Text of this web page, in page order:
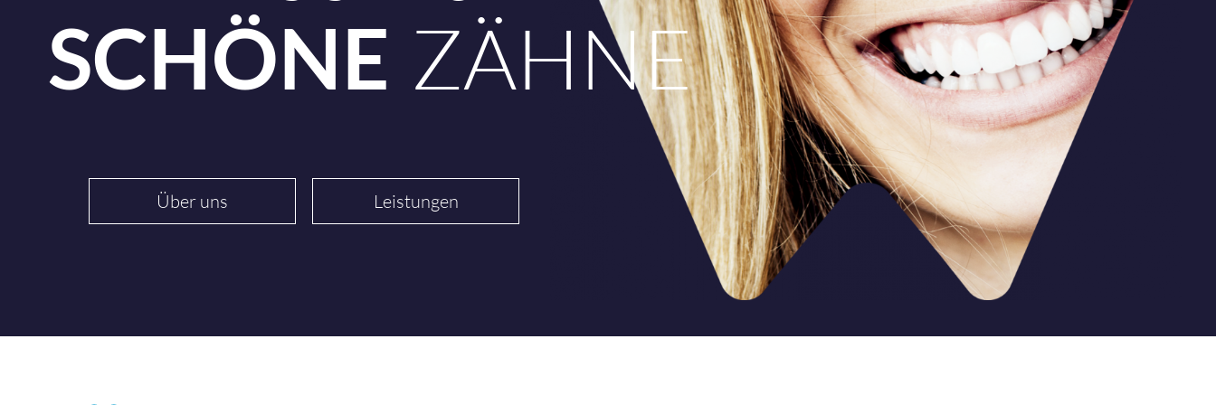
ZÄHNE
SCHÖNE
Leistungen
Über uns